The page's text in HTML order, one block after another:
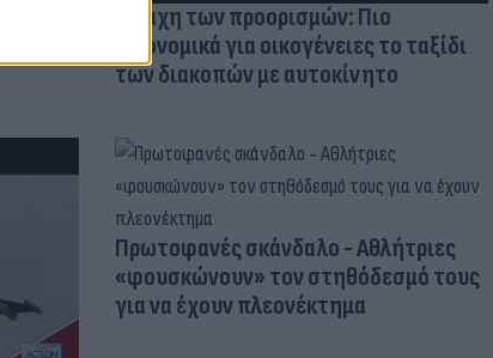
Η μάχη των προορισμών: Πιο
οικονομικά για οικογένειες το ταξίδι
των διακοπών με αυτοκίνητο
Πρωτοφανές σκάνδαλο - Aθλήτριες
«φουσκώνουν» τον στηθόδεσμό τους
για να έχουν πλεονέκτημα